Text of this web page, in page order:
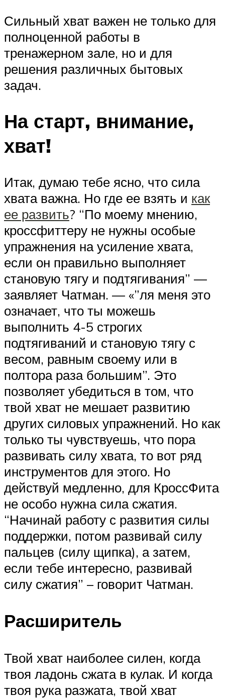
Сильный хват важен не только для
полноценной работы в
тренажерном зале, но и для
решения различных бытовых
задач.
На старт, внимание,
хват!
Итак, думаю тебе ясно, что сила
хвата важна. Но где ее взять и как
ее развить? “По моему мнению,
кроссфиттеру не нужны особые
упражнения на усиление хвата,
если он правильно выполняет
становую тягу и подтягивания” —
заявляет Чатман. — «”ля меня это
означает, что ты можешь
выполнить 4-5 строгих
подтягиваний и становую тягу с
весом, равным своему или в
полтора раза большим”. Это
позволяет убедиться в том, что
твой хват не мешает развитию
других силовых упражнений. Но как
только ты чувствуешь, что пора
развивать силу хвата, то вот ряд
инструментов для этого. Но
действуй медленно, для КроссФита
не особо нужна сила сжатия.
“Начинай работу с развития силы
поддержки, потом развивай силу
пальцев (силу щипка), а затем,
если тебе интересно, развивай
силу сжатия” – говорит Чатман.
Расширитель
Твой хват наиболее силен, когда
твоя ладонь сжата в кулак. И когда
твоя рука разжата, твой хват